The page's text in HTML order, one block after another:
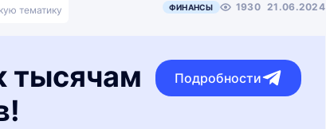
тематику ФИНАНСЫ 1930 21.06.2024
тысячам
Подробности